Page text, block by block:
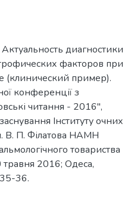
диагностики
факторов при
(клинический пример).
конференції з
читання - 2016",
Інституту очних
В. П. Філатова НАМН
товариства
2016; Одеса,
36.